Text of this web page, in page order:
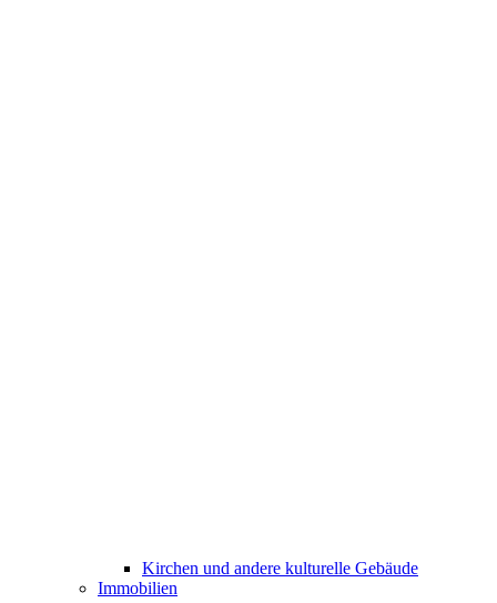
Kirchen und andere kulturelle Gebäude
Immobilien